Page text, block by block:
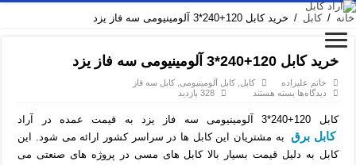
خانه / کابل / خرید کابل 120+240*3 آلومینیومی سه فاز یزد
خرید کابل 120+240*3 آلومینیومی سه فاز یزد
خانم علیزاده کابل ,کابل آلومینیومی ,کابل سه فاز
دیدگاه‌ها برای
آلومینیومی
سه
فاز
بسته هستند 328 بازدید
کابل 120+240*3 آلومینیومی سه فاز یزد به قیمت عمده در آراد
کابل برق
به مشتریان این کابل ها در سراسر کشور ارائه می شود. این
کابل به دلیل قیمت بسیار بالا کابل های مسی در پروژه های صنعتی می